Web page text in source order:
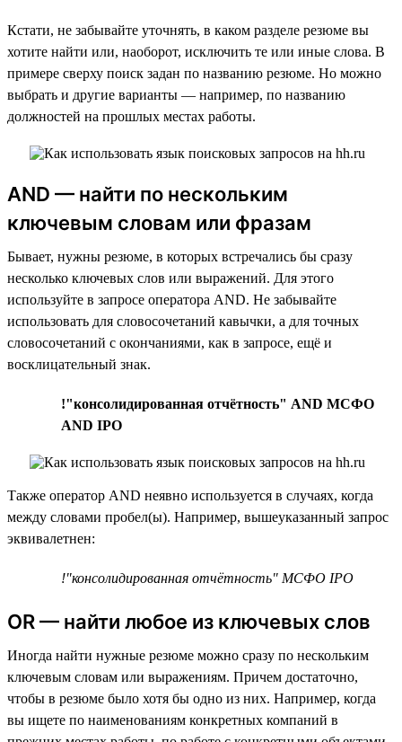
Кстати, не забывайте уточнять, в каком разделе резюме вы
хотите найти или, наоборот, исключить те или иные слова. В
примере сверху поиск задан по названию резюме. Но можно
выбрать и другие варианты — например, по названию
должностей на прошлых местах работы.
AND — найти по нескольким
ключевым словам или фразам
Бывает, нужны резюме, в которых встречались бы сразу
несколько ключевых слов или выражений. Для этого
используйте в запросе оператора AND. Не забывайте
использовать для словосочетаний кавычки, а для точных
словосочетаний с окончаниями, как в запросе, ещё и
восклицательный знак.
!"консолидированная отчётность" AND МСФО
AND IPO
Также оператор AND неявно используется в случаях, когда
между словами пробел(ы). Например, вышеуказанный запрос
эквивалетнен:
!"консолидированная отчётность" МСФО IPO
OR — найти любое из ключевых слов
Иногда найти нужные резюме можно сразу по нескольким
ключевым словам или выражениям. Причем достаточно,
чтобы в резюме было хотя бы одно из них. Например, когда
вы ищете по наименованиям конкретных компаний в